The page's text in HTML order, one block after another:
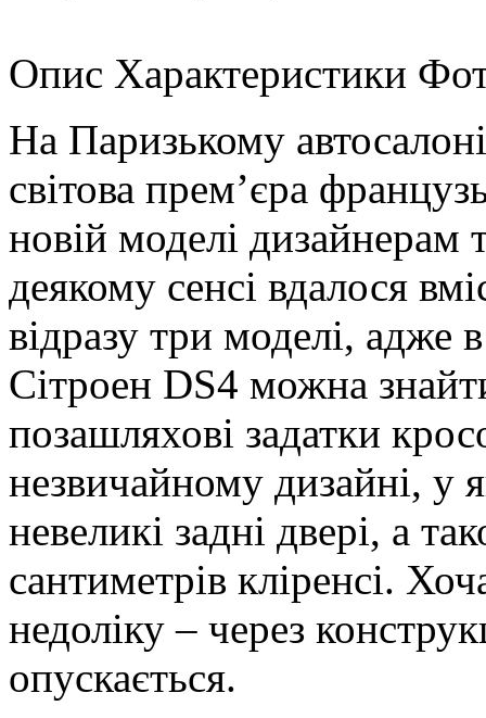
Опис Характеристики
На Паризькому
світова прем’єра
новій моделі дизайнерам
деякому сенсі вдалося
відразу три моделі, адже
Сітроен DS4 можна
позашляхові задатки
незвичайному дизайні, у
невеликі задні двері, а
сантиметрів кліренсі.
недоліку – через
опускається.